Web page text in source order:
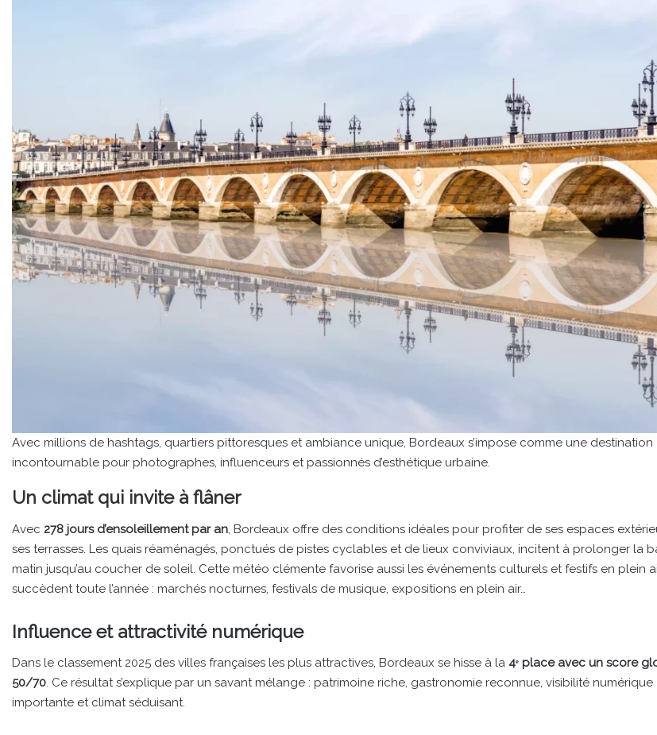
Avec millions de hashtags, quartiers pittoresques et ambiance unique, Bordeaux s’impose comme une destination
incontournable pour photographes, influenceurs et passionnés d’esthétique urbaine.
Un climat qui invite à flâner
Avec 278 jours d’ensoleillement par an, Bordeaux offre des conditions idéales pour profiter de ses espaces
ses terrasses. Les quais réaménagés, ponctués de pistes cyclables et de lieux conviviaux, incitent à prolonger la
matin jusqu’au coucher de soleil. Cette météo clémente favorise aussi les événements culturels et festifs en plein
succèdent toute l’année : marchés nocturnes, festivals de musique, expositions en plein air…
Influence et attractivité numérique
Dans le classement 2025 des villes françaises les plus attractives, Bordeaux se hisse à la 4ᵉ place avec un score
50/70. Ce résultat s’explique par un savant mélange : patrimoine riche, gastronomie reconnue, visibilité numérique
importante et climat séduisant.